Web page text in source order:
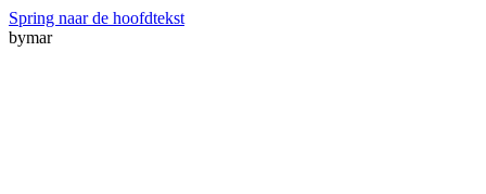
Spring naar de hoofdtekst
bymar